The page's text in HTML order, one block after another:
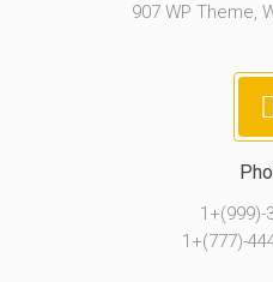
907 WP Theme,
1+(999)-
1+(777)-